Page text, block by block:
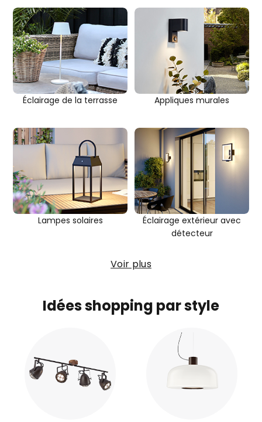
Éclairage de la terrasse Appliques murales
Lampes solaires
Éclairage extérieur avec
détecteur
Voir plus
Idées shopping par style